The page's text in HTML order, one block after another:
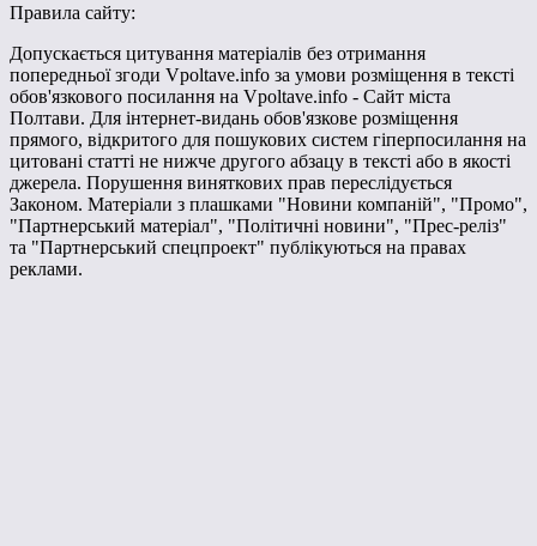
Правила сайту:
Допускається цитування матеріалів без отримання
попередньої згоди Vpoltave.info за умови розміщення в тексті
обов'язкового посилання на Vpoltave.info - Сайт міста
Полтави. Для інтернет-видань обов'язкове розміщення
прямого, відкритого для пошукових систем гіперпосилання на
цитовані статті не нижче другого абзацу в тексті або в якості
джерела. Порушення виняткових прав переслідується
Законом. Матеріали з плашками "Новини компаній", "Промо",
"Партнерський матеріал", "Політичні новини", "Прес-реліз"
та "Партнерський спецпроект" публікуються на правах
реклами.